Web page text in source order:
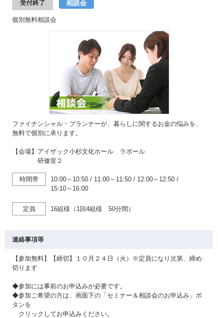
受付終了 相談会
個別無料相談会
ファイナンシャル・プランナーが、暮らしに関するお金の悩みを、
無料で個別に承ります。
【会場】アイザック小杉文化ホール ラポール
研修室２
時間帯 10:00～10:50 / 11:00～11:50 / 12:00～12:50 /
15:10～16:00
定員 16組様（1回4組様 50分間）
連絡事項等
【参加無料】【締切】１０月２４日（火）※定員になり次第、締め
切ります
◆参加には事前のお申込みが必要です。
◆参加ご希望の方は、画面下の「セミナー＆相談会のお申込み」ボ
タンを
クリックしてお申込みください。